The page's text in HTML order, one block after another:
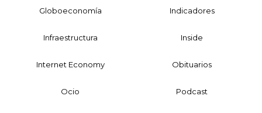
Globoeconomía Indicadores
Infraestructura Inside
Internet Economy Obituarios
Ocio Podcast